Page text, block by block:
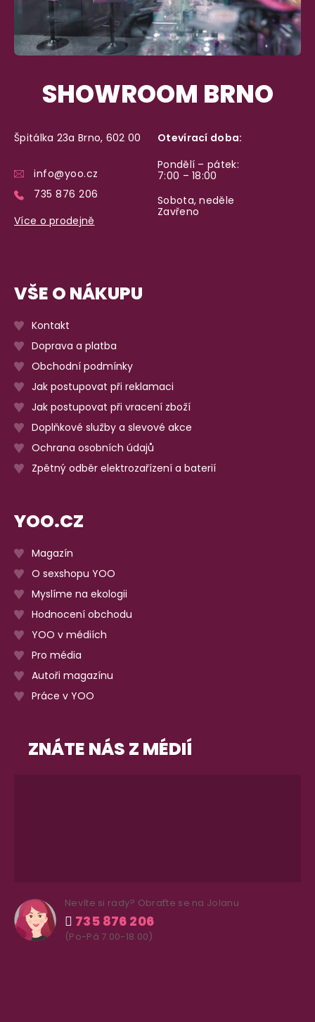
SHOWROOM BRNO
Špitálka 23a Brno, 602 00
info@yoo.cz
735 876 206
Více o prodejně
Otevírací doba:
Pondělí – pátek:
7:00 – 18:00
Sobota, neděle
Zavřeno
VŠE O NÁKUPU
Kontakt
Doprava a platba
Obchodní podmínky
Jak postupovat při reklamaci
Jak postupovat při vracení zboží
Doplňkové služby a slevové akce
Ochrana osobních údajů
Zpětný odběr elektrozařízení a baterií
YOO.CZ
Magazín
O sexshopu YOO
Myslíme na ekologii
Hodnocení obchodu
YOO v médiích
Pro média
Autoři magazínu
Práce v YOO
ZNÁTE NÁS Z MÉDIÍ
Nevíte si rady? Obraťte se na Jolanu
735 876 206
(Po-Pá 7.00-18.00)